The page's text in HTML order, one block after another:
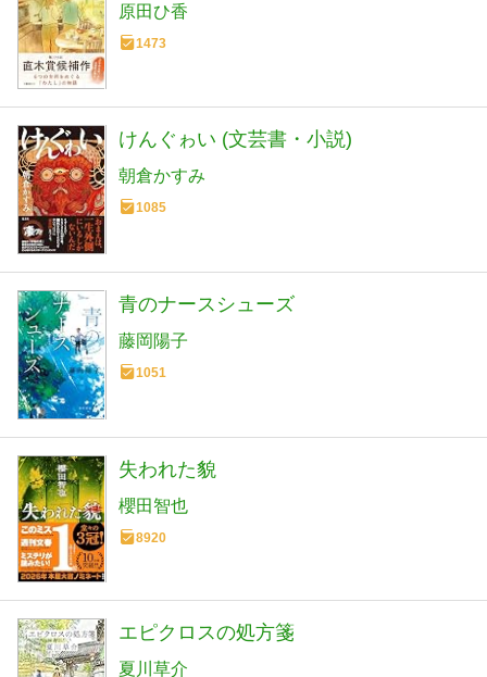
原田ひ香
1473
けんぐゎい (文芸書・小説)
朝倉かすみ
1085
青のナースシューズ
藤岡陽子
1051
失われた貌
櫻田智也
8920
エピクロスの処方箋
夏川草介